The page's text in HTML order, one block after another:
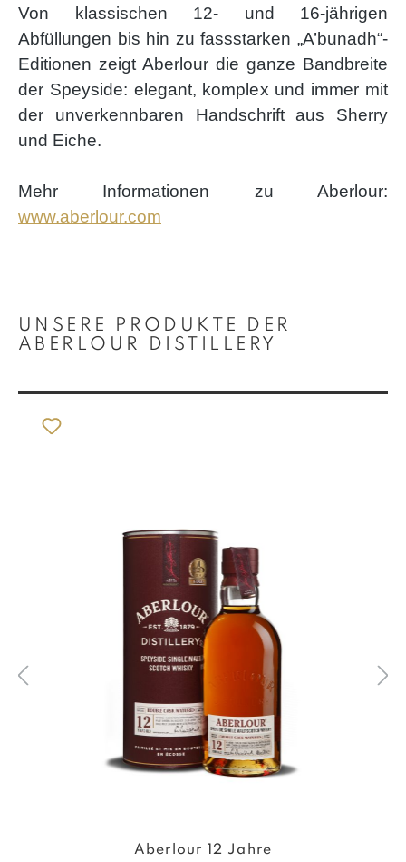
Von klassischen 12- und 16-jährigen
Abfüllungen bis hin zu fassstarken „A’bunadh“-
Editionen zeigt Aberlour die ganze Bandbreite
der Speyside: elegant, komplex und immer mit
der unverkennbaren Handschrift aus Sherry
und Eiche.
Mehr Informationen zu Aberlour:
www.aberlour.com
UNSERE PRODUKTE DER
ABERLOUR DISTILLERY
Aberlour 12 Jahre